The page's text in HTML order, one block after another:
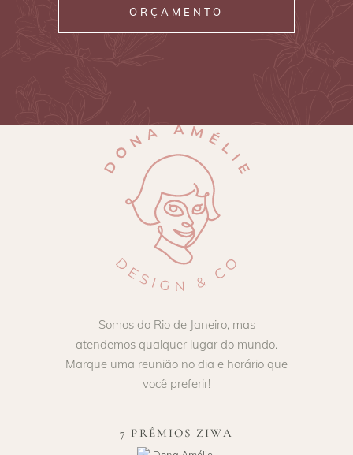
ORÇAMENTO
Somos do Rio de Janeiro, mas
atendemos qualquer lugar do mundo.
Marque uma reunião no dia e horário que
você preferir!
7 PRÊMIOS ZIWA